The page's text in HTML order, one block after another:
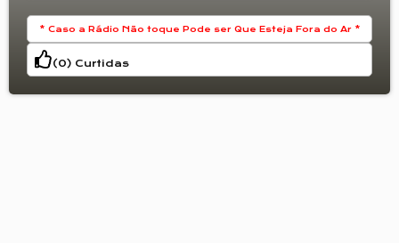
* Caso a Rádio Não toque Pode ser Que Esteja Fora do Ar *
(0) Curtidas